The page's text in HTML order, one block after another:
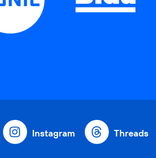
Instagram Threads